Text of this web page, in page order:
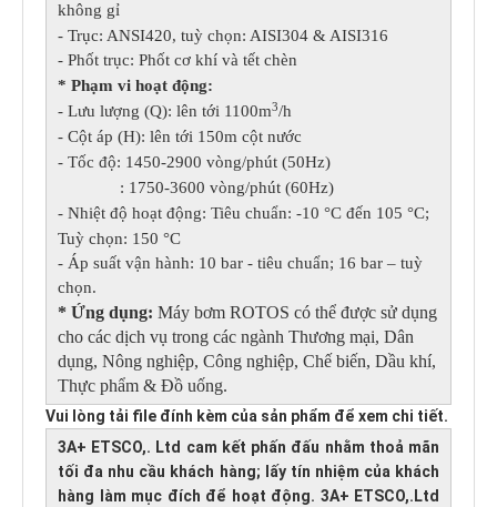
không gỉ
- Trục: ANSI420, tuỳ chọn: AISI304 & AISI316
- Phốt trục: Phốt cơ khí và tết chèn
* Phạm vi hoạt động:
- Lưu lượng (Q): lên tới 1100m3/h
- Cột áp (H): lên tới 150m cột nước
- Tốc độ: 1450-2900 vòng/phút (50Hz)
: 1750-3600 vòng/phút (60Hz)
- Nhiệt độ hoạt động: Tiêu chuẩn: -10 °C đến 105 °C;
Tuỳ chọn: 150 °C
- Áp suất vận hành: 10 bar - tiêu chuẩn; 16 bar – tuỳ
chọn.
* Ứng dụng: Máy bơm ROTOS có thể được sử dụng
cho các dịch vụ trong các ngành Thương mại, Dân
dụng, Nông nghiệp, Công nghiệp, Chế biến, Dầu khí,
Thực phẩm & Đồ uống.
Vui lòng tải file đính kèm của sản phẩm để xem chi tiết.
3A+ ETSCO,. Ltd cam kết phấn đấu nhằm thoả mãn
tối đa nhu cầu khách hàng; lấy tín nhiệm của khách
hàng làm mục đích để hoạt động. 3A+ ETSCO,.Ltd